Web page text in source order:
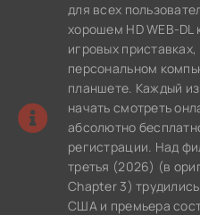
для всех
хорошем HD WEB-
игровых
персональном
планшете. Каждый
начать смотреть
абсолютно
регистрации. Над
третья (2026) (в
Chapter 3)
США и премьера